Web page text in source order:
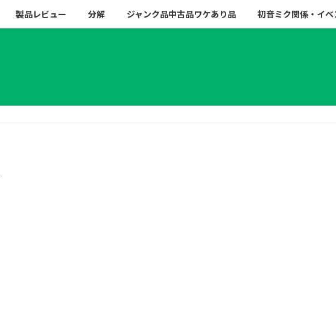
製品レビュー 分解 ジャンク品中古品ワケあり品 初音ミク関係・イベ